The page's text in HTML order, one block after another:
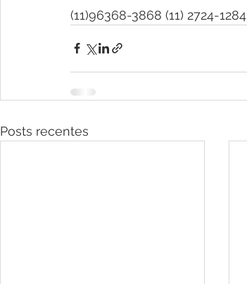
(11)96368-3868 (11) 2724-1284
Posts recentes